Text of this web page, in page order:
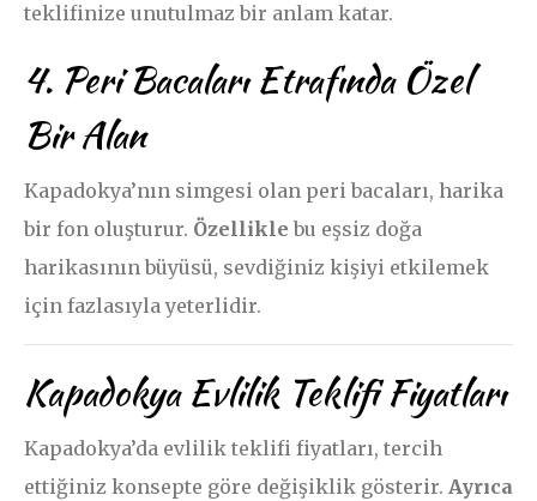
teklifinize unutulmaz bir anlam katar.
4. Peri Bacaları Etrafında Özel
Bir Alan
Kapadokya’nın simgesi olan peri bacaları, harika
bir fon oluşturur. Özellikle bu eşsiz doğa
harikasının büyüsü, sevdiğiniz kişiyi etkilemek
için fazlasıyla yeterlidir.
Kapadokya Evlilik Teklifi Fiyatları
Kapadokya’da evlilik teklifi fiyatları, tercih
ettiğiniz konsepte göre değişiklik gösterir. Ayrıca